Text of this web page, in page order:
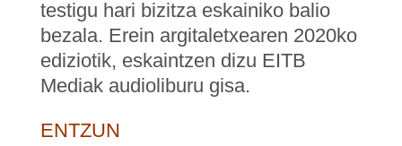
testigu hari bizitza eskainiko balio
bezala. Erein argitaletxearen 2020ko
ediziotik, eskaintzen dizu EITB
Mediak audioliburu gisa.
ENTZUN